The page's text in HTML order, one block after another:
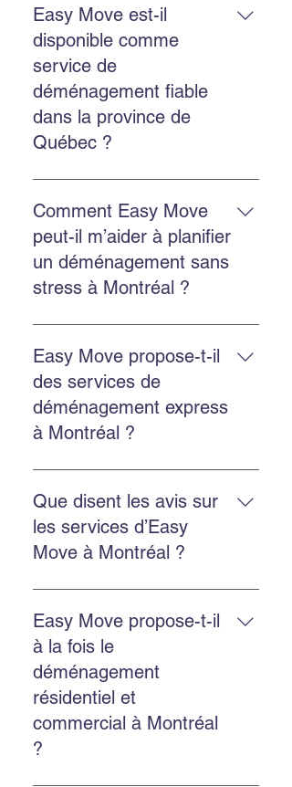
inclut la planification, le
chargement, le transport, le
déchargement et la protection des
biens, avec des options
d’emballage et d’entreposage.
Easy Move est-il
disponible comme
service de
déménagement fiable
dans la province de
Québec ?
Oui. Easy Move intervient partout
au Québec, y compris Montréal,
Châteauguay et plusieurs autres
régions.
Comment Easy Move
peut-il m’aider à planifier
un déménagement sans
stress à Montréal ?
Planifiez à l’avance, obtenez une
soumission gratuite, choisissez
une équipe ponctuelle et utilisez
d’entreposage si besoin.
Easy Move propose-t-il
des services de
déménagement express
à Montréal ?
Oui. Easy Move propose des
services rapides et flexibles pour
réduire le stress et assurer un
déménagement efficace.
Que disent les avis sur
les services d’Easy
Move à Montréal ?
Les clients soulignent une équipe
professionnelle, ponctuelle,
efficace, et des prix raisonnables.
Easy Move propose-t-il
à la fois le
déménagement
résidentiel et
commercial à Montréal
?